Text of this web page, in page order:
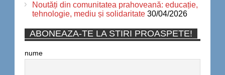
Noutăți din comunitatea prahoveană: educație,
tehnologie, mediu și solidaritate 30/04/2026
ABONEAZA-TE LA STIRI PROASPETE!
nume